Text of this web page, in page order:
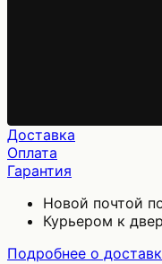
Доставка
Оплата
Гарантия
Новой почтой
Курьером к
Подробнее о